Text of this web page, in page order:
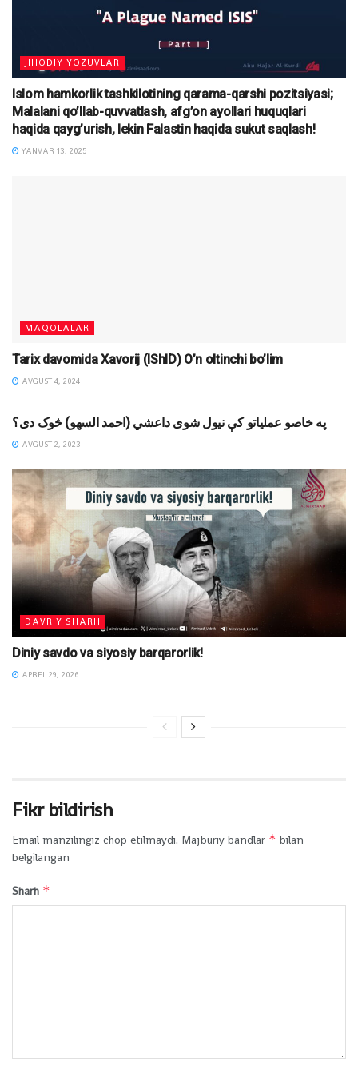
JIHODIY YOZUVLAR
Islom hamkorlik tashkilotining qarama-qarshi pozitsiyasi;
Malalani qo’llab-quvvatlash, afg’on ayollari huquqlari
haqida qayg’urish, lekin Falastin haqida sukut saqlash!
YANVAR 13, 2025
MAQOLALAR
Tarix davomida Xavorij (IShID) O’n oltinchi bo’lim
AVGUST 4, 2024
په خاصو عملياتو کې نيول شوی داعشي (احمد السهو) څوک دی؟
AVGUST 2, 2023
DAVRIY SHARH
Diniy savdo va siyosiy barqarorlik!
APREL 29, 2026
Fikr bildirish
Email manzilingiz chop etilmaydi. Majburiy bandlar * bilan
belgilangan
Sharh *